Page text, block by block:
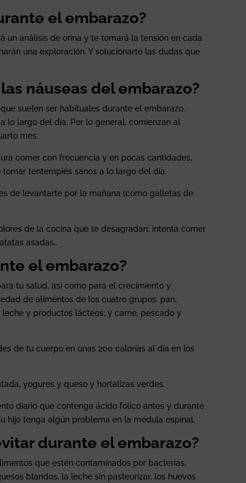
el embarazo?
un análisis de orina y te tomará la tensión en cada
una exploración. Y solucionarte las dudas que
náuseas del embarazo?
suelen ser habituales durante el embarazo.
lo largo del día. Por lo general, comienzan al
mes.
comer con frecuencia y en pocas cantidades,
tentempiés sanos a lo largo del día.
de levantarte por la mañana (como galletas de
de la cocina que te desagradan; intenta comer
asadas…
el embarazo?
tu salud, así como para el crecimiento y
de alimentos de los cuatro grupos: pan,
y productos lácteos; y carne, pescado y
de tu cuerpo en unas 200 calorías al día en los
yogures y queso y hortalizas verdes.
diario que contenga ácido fólico antes y durante
hijo tenga algún problema en la médula espinal.
durante el embarazo?
que estén contaminados por bacterias,
blandos, la leche sin pasteurizar, los huevos